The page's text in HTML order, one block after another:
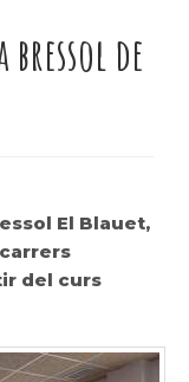
de
El Blauet,
del curs